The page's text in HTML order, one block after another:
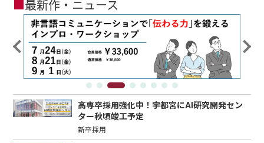
最新作・ニュース
高専卒採用強化中！宇都宮にAI研究開発セン
ター秋頃竣工予定
新卒採用